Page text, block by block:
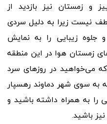
و زمستان نیز بازدید از
نیست زیرا به دلیل سردی
جلوه زیبایی را به نمایش
زمستان هوا در این منطقه
میخواهید در روزهای سرد
به سوی شهر دماوند رهسپار
را به همراه داشته باشید و
باشید.